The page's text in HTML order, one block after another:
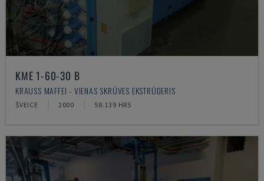
KME 1-60-30 B
KRAUSS MAFFEI - VIENAS SKRŪVES EKSTRŪDERIS
ŠVEICE 2000 58.139 HRS